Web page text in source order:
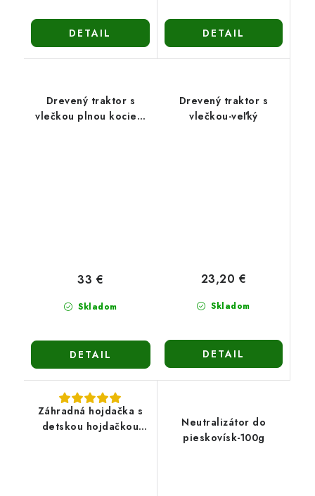
DETAIL DETAIL
Drevený traktor s
vlečkou plnou kociek-
Skladom
33 €
DETAIL
Drevený traktor s
vlečkou-veľký
Skladom
23,20 €
DETAIL
Záhradná hojdačka s
detskou hojdačkou
Neutralizátor do
pieskovísk-100g